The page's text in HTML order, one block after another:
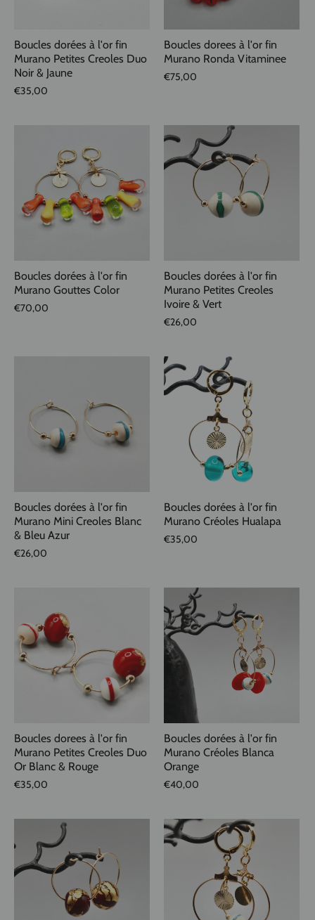
Boucles dorées à l'or fin
Murano Petites Creoles Duo
Noir & Jaune
€35,00
Boucles dorees à l'or fin
Murano Ronda Vitaminee
€75,00
Boucles dorées à l'or fin
Murano Gouttes Color
€70,00
Boucles dorées à l'or fin
Murano Petites Creoles
Ivoire & Vert
€26,00
Boucles dorées à l'or fin
Murano Mini Creoles Blanc
& Bleu Azur
€26,00
Boucles dorées à l'or fin
Murano Créoles Hualapa
€35,00
Boucles dorees à l'or fin
Murano Petites Creoles Duo
Or Blanc & Rouge
€35,00
Boucles dorées à l'or fin
Murano Créoles Blanca
Orange
€40,00